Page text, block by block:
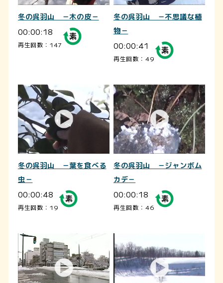
冬の呉羽山 －木の皮－
00:00:18
再生回数：147
冬の呉羽山 －不思議な植
物－
00:00:41
再生回数：49
冬の呉羽山 －葉を食べる
虫－
00:00:48
再生回数：19
冬の呉羽山 －ジャンボム
カデ－
00:00:18
再生回数：46